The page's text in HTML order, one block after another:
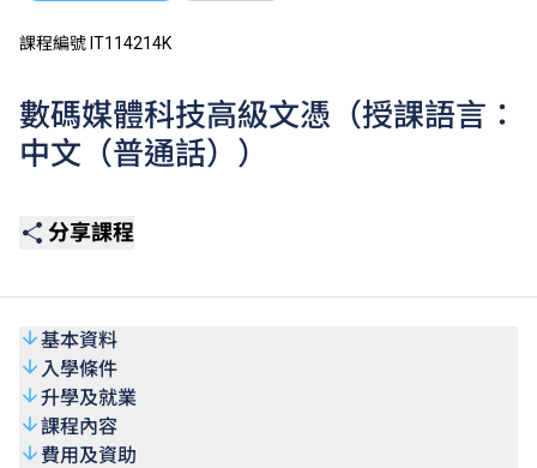
課程編號 IT114214K
數碼媒體科技高級文憑（授課語言：
中文（普通話））
分享課程
基本資料
入學條件
升學及就業
課程內容
費用及資助